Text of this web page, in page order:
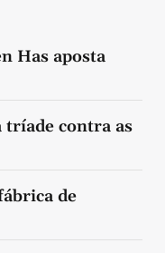
Has aposta
tríade contra as
de